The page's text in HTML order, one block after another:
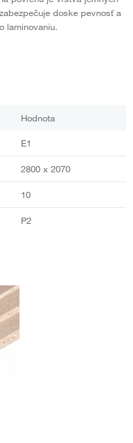
doske pevnosť a
laminovaniu.
Hodnota
E1
2800 x 2070
10
P2